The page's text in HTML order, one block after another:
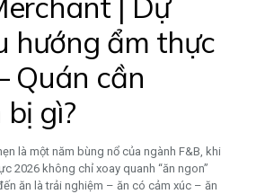
hướng ẩm thực
Quán cần
gì?
là một năm bùng nổ của ngành F&B, khi
2026 không chỉ xoay quanh “ăn ngon”
ăn là trải nghiệm – ăn có cảm xúc – ăn